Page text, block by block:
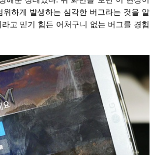
하게 발생하는 심각한 버그라는 것을 알
고 믿기 힘든 어처구니 없는 버그를 경험